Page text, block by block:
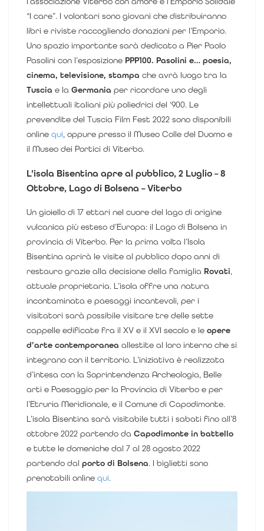
“I care”. I volontari sono giovani che distribuiranno
libri e riviste raccogliendo donazioni per l’Emporio.
Uno spazio importante sarà dedicato a Pier Paolo
Pasolini con l’esposizione PPP100. Pasolini e… poesia,
cinema, televisione, stampa che avrà luogo tra la
Tuscia e la Germania per ricordare uno degli
intellettuali italiani più poliedrici del ‘900. Le
prevendite del Tuscia Film Fest 2022 sono disponibili
online qui, oppure presso il Museo Colle del Duomo e
il Museo dei Portici di Viterbo.
L’isola Bisentina apre al pubblico, 2 Luglio – 8
Ottobre, Lago di Bolsena – Viterbo
Un gioiello di 17 ettari nel cuore del lago di origine
vulcanica più esteso d’Europa: il Lago di Bolsena in
provincia di Viterbo. Per la prima volta l’Isola
Bisentina aprirà le visite al pubblico dopo anni di
restauro grazie alla decisione della famiglia Rovati,
attuale proprietaria. L’isola offre una natura
incontaminata e paesaggi incantevoli, per i
visitatori sarà possibile visitare tre delle sette
cappelle edificate fra il XV e il XVI secolo e le opere
d’arte contemporanea allestite al loro interno che si
integrano con il territorio. L’iniziativa è realizzata
d’intesa con la Soprintendenza Archeologia, Belle
arti e Paesaggio per la Provincia di Viterbo e per
l’Etruria Meridionale, e il Comune di Capodimonte.
L’isola Bisentina sarà visitabile tutti i sabati fino all’8
ottobre 2022 partendo da Capodimonte in battello
e tutte le domeniche dal 7 al 28 agosto 2022
partendo dal porto di Bolsena. I biglietti sono
prenotabili online qui.